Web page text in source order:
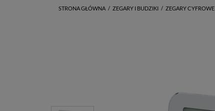
STRONA GŁÓWNA / ZEGARY I BUDZIKI / ZEGARY CYFROWE